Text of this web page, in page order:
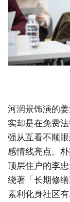
河润景饰演的
实却是在免费
强从互看不顺
感情线亮点。
顶层住户的李
绕著「长期修
素利化身社区